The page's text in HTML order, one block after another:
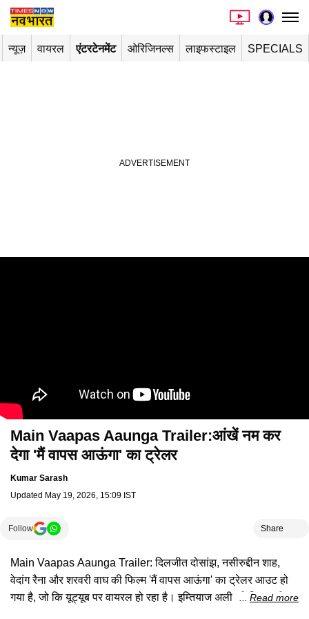
न्यूज़ वायरल एंटरटेनमेंट ओरिजिनल्स लाइफस्टाइल SPECIALS
Main Vaapas Aaunga Trailer:आंखें नम कर
देगा 'मैं वापस आऊंगा' का ट्रेलर
Kumar Sarash
Updated May 19, 2026, 15:09 IST
Follow Share
Main Vaapas Aaunga Trailer: दिलजीत दोसांझ, नसीरुद्दीन शाह,
वेदांग रैना और शरवरी वाघ की फिल्म 'मैं वापस आऊंगा' का ट्रेलर आउट हो
गया है, जो कि यूट्यूब पर वायरल हो रहा है। इम्तियाज अली की फिल्म की
Read more